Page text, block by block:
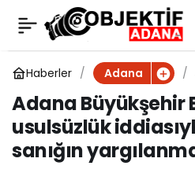
Haberler Adana
Adana Büyükşehir
usulsüzlük
sanığın
Adana'da Kurbanlık
Fiyatları Belli Oldu,
Gözler Osmaniye'ye
Çevrildi